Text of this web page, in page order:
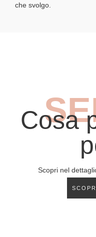
che svolgo.
Cosa
Scopri nel